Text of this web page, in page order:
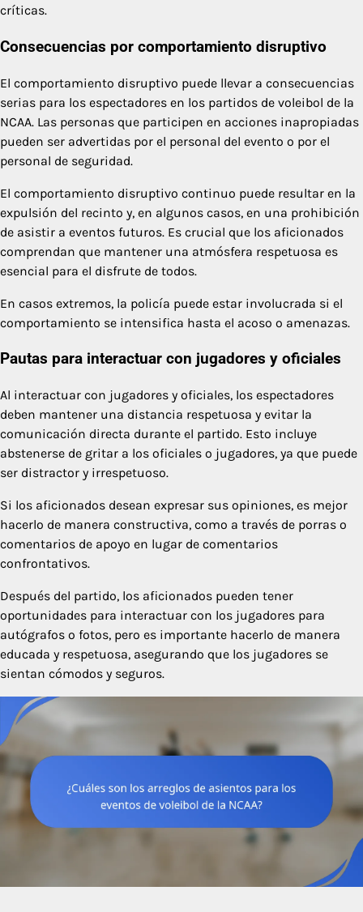
críticas.
Consecuencias por comportamiento disruptivo
El comportamiento disruptivo puede llevar a consecuencias
serias para los espectadores en los partidos de voleibol de la
NCAA. Las personas que participen en acciones inapropiadas
pueden ser advertidas por el personal del evento o por el
personal de seguridad.
El comportamiento disruptivo continuo puede resultar en la
expulsión del recinto y, en algunos casos, en una prohibición
de asistir a eventos futuros. Es crucial que los aficionados
comprendan que mantener una atmósfera respetuosa es
esencial para el disfrute de todos.
En casos extremos, la policía puede estar involucrada si el
comportamiento se intensifica hasta el acoso o amenazas.
Pautas para interactuar con jugadores y oficiales
Al interactuar con jugadores y oficiales, los espectadores
deben mantener una distancia respetuosa y evitar la
comunicación directa durante el partido. Esto incluye
abstenerse de gritar a los oficiales o jugadores, ya que puede
ser distractor y irrespetuoso.
Si los aficionados desean expresar sus opiniones, es mejor
hacerlo de manera constructiva, como a través de porras o
comentarios de apoyo en lugar de comentarios
confrontativos.
Después del partido, los aficionados pueden tener
oportunidades para interactuar con los jugadores para
autógrafos o fotos, pero es importante hacerlo de manera
educada y respetuosa, asegurando que los jugadores se
sientan cómodos y seguros.